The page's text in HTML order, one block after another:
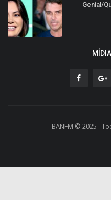
Genial/
BANFM © 2025 -